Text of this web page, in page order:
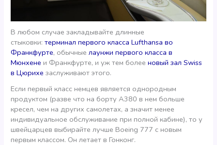
В любом случае закладывайте длинные
стыковки:терминал первого класса Lufthansa во
Франкфурте, обычныелаунжи первого класса в
Мюнхене и Франкфурте, и уж тем болееновый зал Swiss
в Цюрихе заслуживают этого.
Если первый класс немцев является однородным
продуктом (разве что на борту А380 в нем больше
кресел, чем на других самолетах, а значит менее
индивидуальное обслуживание при полной кабине), то у
швейцарцев выбирайте лучше Boeing 777 c новым
первым классом. Он летает в Гонконг.